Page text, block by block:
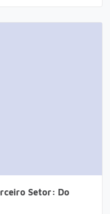
Setor: Do